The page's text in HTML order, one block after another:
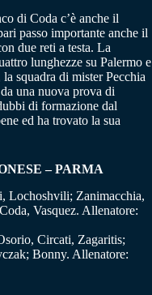
di Coda c’è anche il
passo importante anche il
due reti a testa. La
lunghezze su Palermo e
squadra di mister Pecchia
una nuova prova di
di formazione dal
ed ha trovato la sua
– PARMA
Lochoshvili; Zanimacchia,
Vasquez. Allenatore:
Circati, Zagaritis;
Bonny. Allenatore: